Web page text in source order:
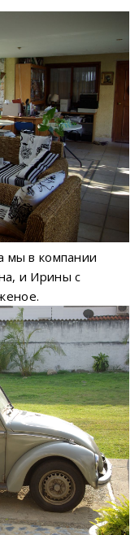
мы в компании
и Ирины с